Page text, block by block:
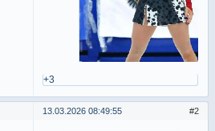
+3
2
13.03.2026 08:49:55